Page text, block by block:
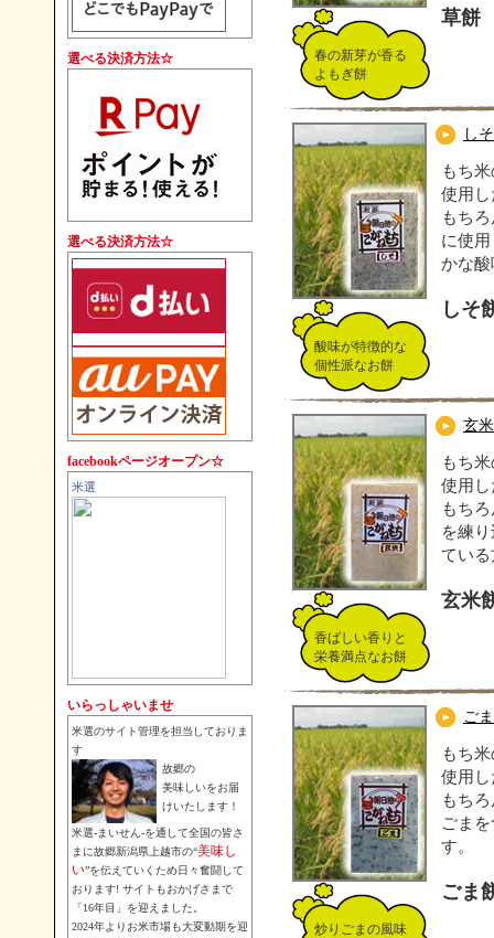
ご案内いたしますので、変わら
ぬご愛顧の程お願い申し上げま
す。
選べる決済方法☆
選べる決済方法☆
facebookページオープン☆
米選
いらっしゃいませ
米選のサイト管理を担当しておりま
す
故郷の
美味しいをお届
けいたします！
米選-まいせん-を通して全国の皆さ
まに故郷新潟県上越市の“美味し
い”を伝えていくため日々奮闘して
おります! サイトもおかげさまで
「16年目」を迎えました。
2024年よりお米市場も大変動期を迎
春の新芽が香る
よもぎ餅
草餅
酸味が特徴的な
個性派なお餅
し
もち
使用
もち
に使
かな
しそ
香ばしい香りと
栄養満点なお餅
玄
もち
使用
もち
を練
てい
玄米
炒りごまの風味
ご
もち
使用
もち
ごま
す。
ごま